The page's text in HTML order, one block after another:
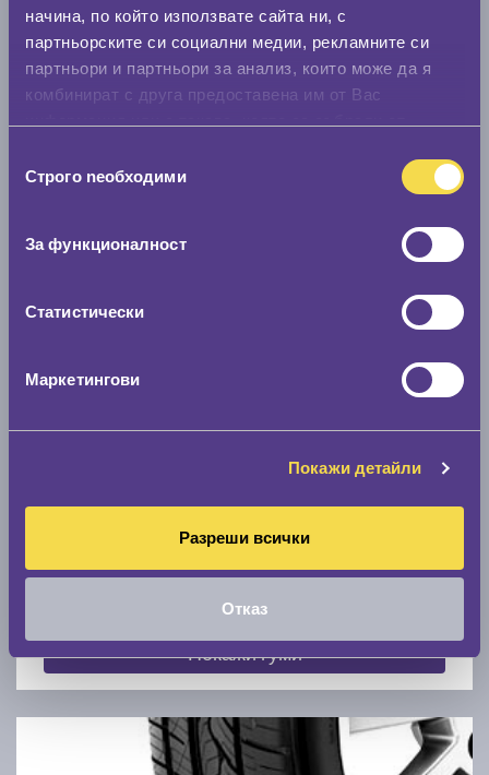
начина, по който използвате сайта ни, с
партньорските си социални медии, рекламните си
партньори и партньори за анализ, които може да я
комбинират с друга предоставена им от Вас
наСтрого nеобходими
За функционалност
Статистически
Маркетингови
Покажи детайли
Разреши всички
Отказ
Стар размер
Скоростомер при 100
По марка автомобил
Покажи гуми